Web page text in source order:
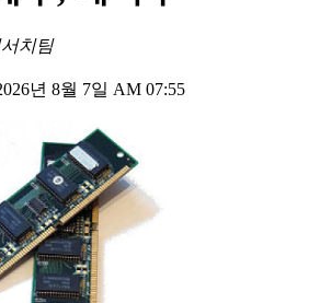
치팀
년 8월 7일 AM 07:55